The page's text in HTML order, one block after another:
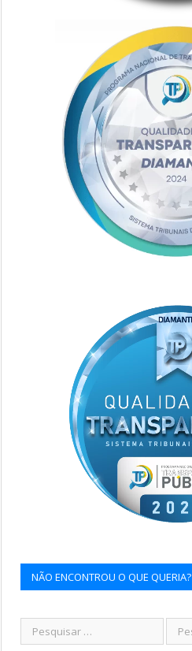
NÃO ENCONTROU O QUE QUERIA?